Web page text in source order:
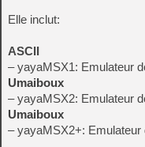
Elle inclut:
ASCII
– yayaMSX1: Emulateur
Umaiboux
– yayaMSX2: Emulateur
Umaiboux
– yayaMSX2+: Emulateur